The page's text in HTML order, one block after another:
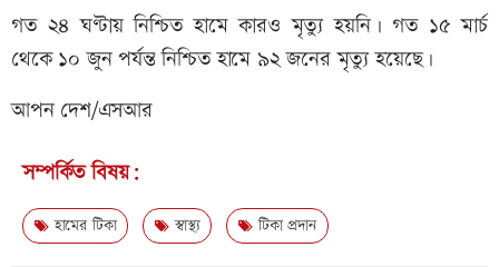
গত ২৪ ঘণ্টায় নিশ্চিত হামে কারও মৃত্যু হয়নি। গত ১৫ মার্চ
থেকে ১০ জুন পর্যন্ত নিশ্চিত হামে ৯২ জনের মৃত্যু হয়েছে।
আপন দেশ/এসআর
সম্পর্কিত বিষয়:
হামের টিকা স্বাস্থ্য টিকা প্রদান